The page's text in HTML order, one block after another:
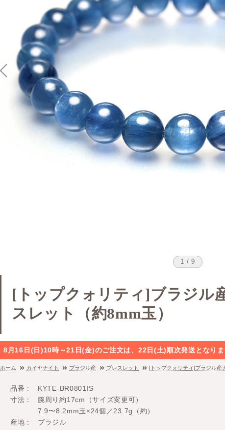
1 / 9
[トップクォリティ]ブラジル
スレット（約8mm玉）
8月16日(日)10時～21日(金)のご注文は、22日(土)順次発送となりま
ホーム カイヤナイト ブラジル産 ブレスレット [トップクォリティ]ブラジル産
品番
KYTE-BR0801IS
寸法
腕周り約17cm（サイズ変更可）
7.9〜8.2mm玉×24個／23.7g（約）
産地
ブラジル